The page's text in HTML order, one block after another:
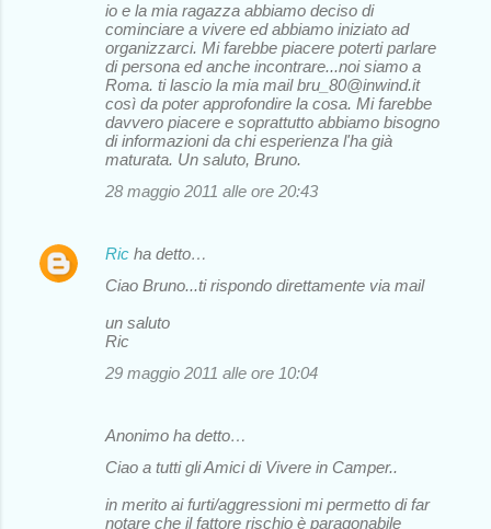
io e la mia ragazza abbiamo deciso di
cominciare a vivere ed abbiamo iniziato ad
organizzarci. Mi farebbe piacere poterti parlare
di persona ed anche incontrare...noi siamo a
Roma. ti lascio la mia mail bru_80@inwind.it
così da poter approfondire la cosa. Mi farebbe
davvero piacere e soprattutto abbiamo bisogno
di informazioni da chi esperienza l'ha già
maturata. Un saluto, Bruno.
28 maggio 2011 alle ore 20:43
Ric ha detto…
Ciao Bruno...ti rispondo direttamente via mail
un saluto
Ric
29 maggio 2011 alle ore 10:04
Anonimo ha detto…
Ciao a tutti gli Amici di Vivere in Camper..
in merito ai furti/aggressioni mi permetto di far
notare che il fattore rischio è paragonabile